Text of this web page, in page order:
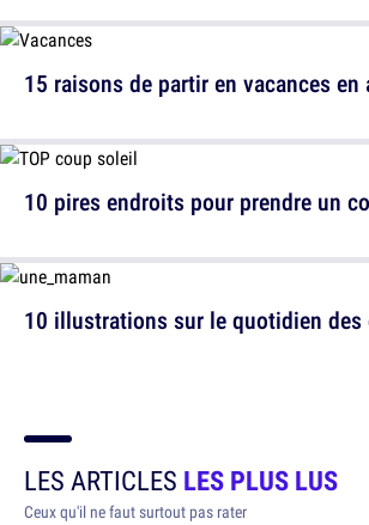
10 pires endroits pour prendre un
15 raisons de partir en vacances en
10 illustrations sur le quotidien des
LES ARTICLES LES PLUS LUS
Ceux qu'il ne faut surtout pas rater